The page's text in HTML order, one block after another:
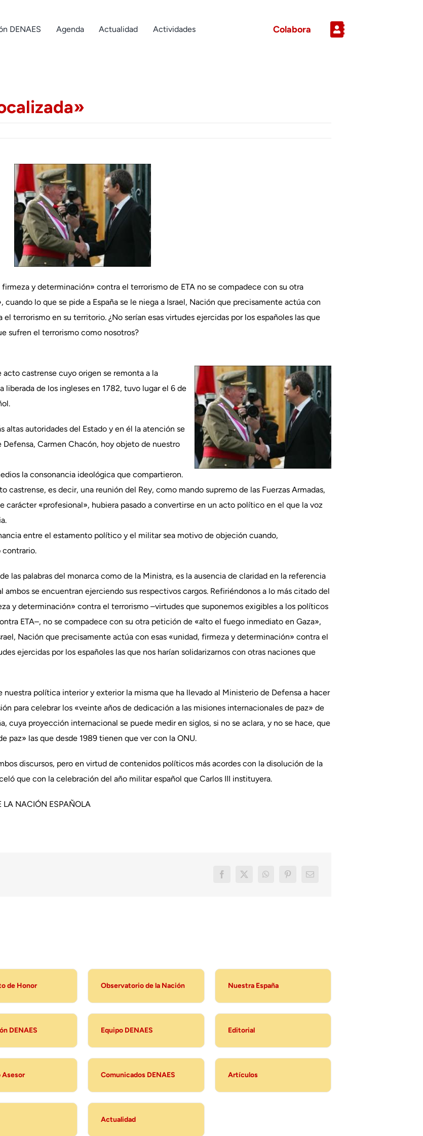
DENAES Agenda Actualidad Actividades Colabora
y determinación» contra el terrorismo de ETA no se compadece con su otra
lo que se pide a España se le niega a Israel, Nación que precisamente actúa con
terrorismo en su territorio. ¿No serían esas virtudes ejercidas por los españoles las que
sufren el terrorismo como nosotros?
castrense cuyo origen se remonta a la
liberada de los ingleses en 1782, tuvo lugar el 6 de
altas autoridades del Estado y en él la atención se
Carmen Chacón, hoy objeto de nuestro
la consonancia ideológica que compartieron.
es decir, una reunión del Rey, como mando supremo de las Fuerzas Armadas,
carácter «profesional», hubiera pasado a convertirse en un acto político en el que la voz
entre el estamento político y el militar sea motivo de objeción cuando,
contrario.
las palabras del monarca como de la Ministra, es la ausencia de claridad en la referencia
ambos se encuentran ejerciendo sus respectivos cargos. Refiriéndonos a lo más citado del
y determinación» contra el terrorismo –virtudes que suponemos exigibles a los políticos
ETA–, no se compadece con su otra petición de «alto el fuego inmediato en Gaza»,
Nación que precisamente actúa con esas «unidad, firmeza y determinación» contra el
ejercidas por los españoles las que nos harían solidarizarnos con otras naciones que
política interior y exterior la misma que ha llevado al Ministerio de Defensa a hacer
para celebrar los «veinte años de dedicación a las misiones internacionales de paz» de
cuya proyección internacional se puede medir en siglos, si no se aclara, y no se hace, que
paz» las que desde 1989 tienen que ver con la ONU.
discursos, pero en virtud de contenidos políticos más acordes con la disolución de la
que con la celebración del año militar español que Carlos III instituyera.
LA NACIÓN ESPAÑOLA
de Honor Observatorio de la Nación Nuestra España
DENAES Equipo DENAES Editorial
Asesor Comunicados DENAES Artículos
Actualidad